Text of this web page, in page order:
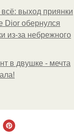
выход приянки
Dior обернулся
из-за небрежного
в двушке - мечта